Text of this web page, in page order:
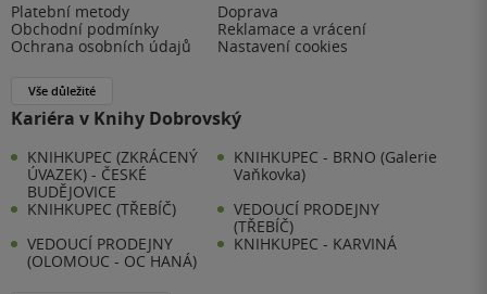
Platební metody
Doprava
Obchodní podmínky
Reklamace a vrácení
Ochrana osobních údajů
Nastavení cookies
Vše důležité
Kariéra v Knihy Dobrovský
KNIHKUPEC (ZKRÁCENÝ
ÚVAZEK) - ČESKÉ
BUDĚJOVICE
KNIHKUPEC - BRNO (Galerie
Vaňkovka)
KNIHKUPEC (TŘEBÍČ)
VEDOUCÍ PRODEJNY
(TŘEBÍČ)
VEDOUCÍ PRODEJNY
(OLOMOUC - OC HANÁ)
KNIHKUPEC - KARVINÁ